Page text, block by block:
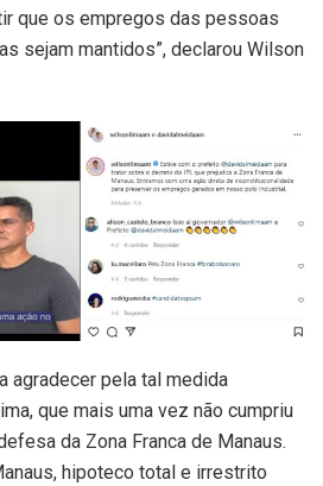
que os empregos das pessoas
sejam mantidos”, declarou Wilson
agradecer pela tal medida
que mais uma vez não cumpriu
da Zona Franca de Manaus.
hipoteco total e irrestrito